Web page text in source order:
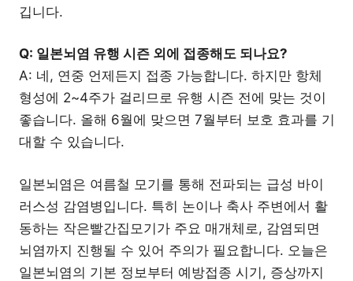
깁니다.
Q: 일본뇌염 유행 시즌 외에 접종해도 되나요?
A: 네, 연중 언제든지 접종 가능합니다. 하지만 항체
형성에 2~4주가 걸리므로 유행 시즌 전에 맞는 것이
좋습니다. 올해 6월에 맞으면 7월부터 보호 효과를 기
대할 수 있습니다.
일본뇌염은 여름철 모기를 통해 전파되는 급성 바이
러스성 감염병입니다. 특히 논이나 축사 주변에서 활
동하는 작은빨간집모기가 주요 매개체로, 감염되면
뇌염까지 진행될 수 있어 주의가 필요합니다. 오늘은
일본뇌염의 기본 정보부터 예방접종 시기, 증상까지